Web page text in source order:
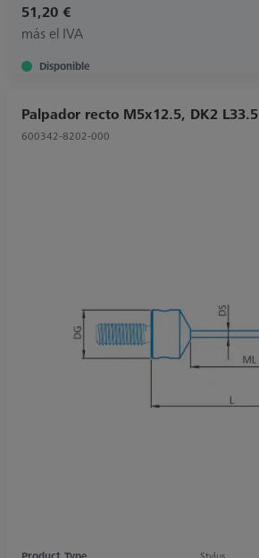
51,20 €
más el IVA
Disponible
Palpador recto M5x12.5, DK2 L33.5
600342-8202-000